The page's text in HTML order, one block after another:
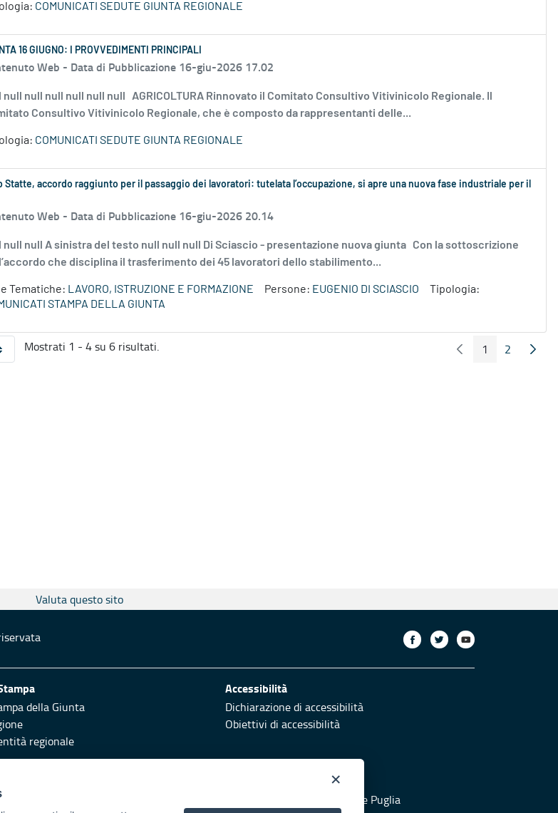
COMUNICATI SEDUTE GIUNTA REGIONALE
16 GIUGNO: I PROVVEDIMENTI PRINCIPALI
Web - Data di Pubblicazione 16-giu-2026 17.02
null null null null null null AGRICOLTURA Rinnovato il Comitato Consultivo Vitivinicolo Regionale. Il
Consultivo Vitivinicolo Regionale, che è composto da rappresentanti delle...
COMUNICATI SEDUTE GIUNTA REGIONALE
Statte, accordo raggiunto per il passaggio dei lavoratori: tutelata l’occupazione, si apre una nuova fase industriale per il
Web - Data di Pubblicazione 16-giu-2026 20.14
null null A sinistra del testo null null null Di Sciascio - presentazione nuova giunta Con la sottoscrizione
che disciplina il trasferimento dei 45 lavoratori dello stabilimento...
Tematiche: LAVORO, ISTRUZIONE E FORMAZIONE Persone: EUGENIO DI SCIASCIO
Tipologia:
STAMPA DELLA GIUNTA
Mostrati 1 - 4 su 6 risultati. Pagina Precedente
Pagina
1 Pagina
2
Valuta questo sito
della Giunta
regionale
Accessibilità
Dichiarazione di accessibilità
Obiettivi di accessibilità
di pubblicazione Vai al sito di Protezione Civile Puglia
×